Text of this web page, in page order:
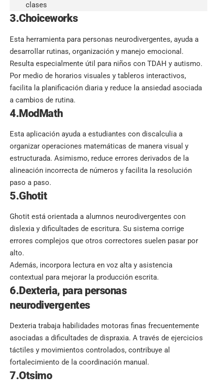
clases
3.Choiceworks
Esta herramienta para personas neurodivergentes, ayuda a
desarrollar rutinas, organización y manejo emocional.
Resulta especialmente útil para niños con TDAH y autismo.
Por medio de horarios visuales y tableros interactivos,
facilita la planificación diaria y reduce la ansiedad asociada
a cambios de rutina.
4.ModMath
Esta aplicación ayuda a estudiantes con discalculia a
organizar operaciones matemáticas de manera visual y
estructurada. Asimismo, reduce errores derivados de la
alineación incorrecta de números y facilita la resolución
paso a paso.
5.Ghotit
Ghotit está orientada a alumnos neurodivergentes con
dislexia y dificultades de escritura. Su sistema corrige
errores complejos que otros correctores suelen pasar por
alto.
Además, incorpora lectura en voz alta y asistencia
contextual para mejorar la producción escrita.
6.Dexteria, para personas
neurodivergentes
Dexteria trabaja habilidades motoras finas frecuentemente
asociadas a dificultades de dispraxia. A través de ejercicios
táctiles y movimientos controlados, contribuye al
fortalecimiento de la coordinación manual.
7.Otsimo